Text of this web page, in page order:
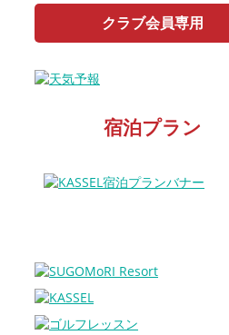
クラブ会員専用
宿泊プラン